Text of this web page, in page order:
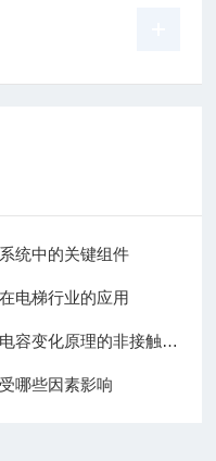
统中的关键组件
电梯行业的应用
理的非接触式惯性传感器
哪些因素影响